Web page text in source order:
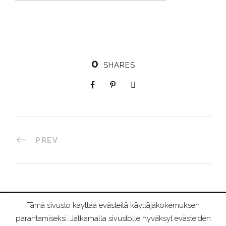
0 SHARES
PREV
©2026 RIIMURAAMI
Tämä sivusto käyttää evästeitä käyttäjäkokemuksen
parantamiseksi. Jatkamalla sivustolle hyväksyt evästeiden